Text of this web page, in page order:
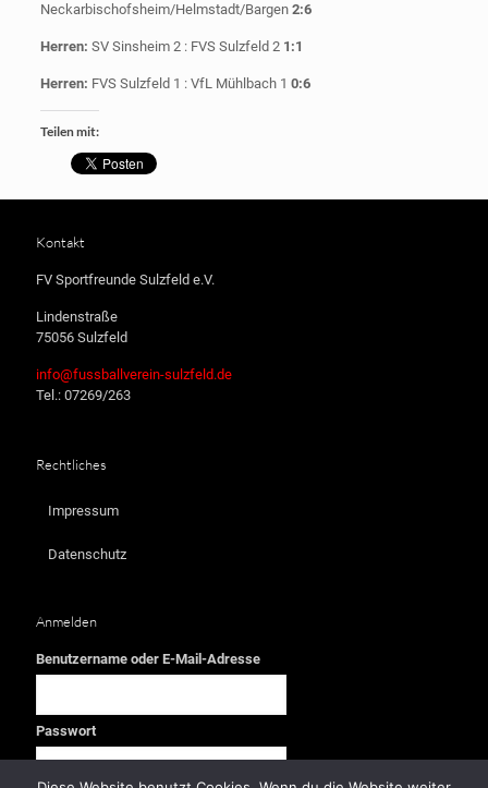
Neckarbischofsheim/Helmstadt/Bargen 2:6
Herren: SV Sinsheim 2 : FVS Sulzfeld 2 1:1
Herren: FVS Sulzfeld 1 : VfL Mühlbach 1 0:6
Teilen mit:
Kontakt
FV Sportfreunde Sulzfeld e.V.
Lindenstraße
75056 Sulzfeld
info@fussballverein-sulzfeld.de
Tel.: 07269/263
Rechtliches
Impressum
Datenschutz
Anmelden
Benutzername oder E-Mail-Adresse
Passwort